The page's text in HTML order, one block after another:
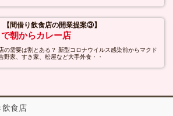
【間借り飲食店の開業提案③】
朝からカレー店
の需要は割とある？ 新型コロナウイルス感染前からマクド
野家、すき家、松屋など大手外食・・
飲食店